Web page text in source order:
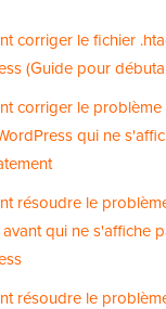
corriger le fichier
(Guide pour
corriger le
qui ne
résoudre le
qui ne s'affiche
résoudre le